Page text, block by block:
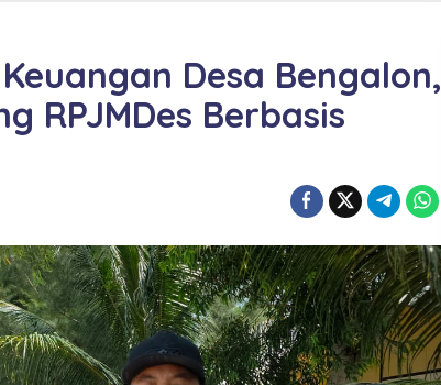
Desa Bengalon,
RPJMDes Berbasis